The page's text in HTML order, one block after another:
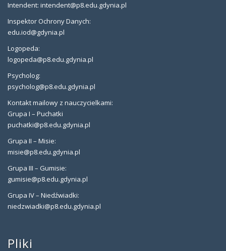
Intendent: intendent@p8.edu.gdynia.pl
Inspektor Ochrony Danych:
edu.iod@gdynia.pl
Logopeda:
logopeda@p8.edu.gdynia.pl
Psycholog:
psycholog@p8.edu.gdynia.pl
Kontakt mailowy z nauczycielkami:
Grupa I – Puchatki
puchatki@p8.edu.gdynia.pl
Grupa II – Misie:
misie@p8.edu.gdynia.pl
Grupa III – Gumisie:
gumisie@p8.edu.gdynia.pl
Grupa IV – Niedźwiadki:
niedzwiadki@p8.edu.gdynia.pl
Pliki